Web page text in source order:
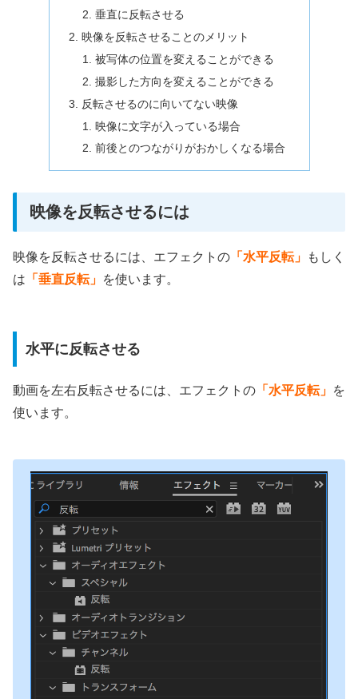
垂直に反転させる
映像を反転させることのメリット
被写体の位置を変えることができる
撮影した方向を変えることができる
反転させるのに向いてない映像
映像に文字が入っている場合
前後とのつながりがおかしくなる場合
映像を反転させるには
映像を反転させるには、エフェクトの 「水平反転」
もしく
は 「垂直反転」 を使います。
水平に反転させる
動画を左右反転させるには 、エフェクトの 「 水平反転」 を
使い ま す。